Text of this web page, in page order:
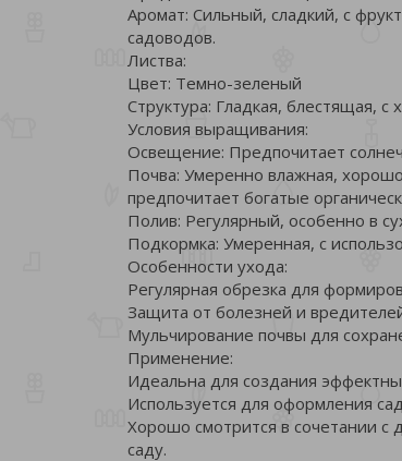
Аромат: Сильный, сладкий, с
садоводов.
Листва:
Цвет: Темно-зеленый
Структура: Гладкая, блестящая, с
Условия выращивания:
Освещение: Предпочитает
Почва: Умеренно влажная, хорошо
предпочитает богатые
Полив: Регулярный, особенно в
Подкормка: Умеренная, с
Особенности ухода:
Регулярная обрезка для
Защита от болезней и
Мульчирование почвы для
Применение:
Идеальна для создания
Используется для оформления
Хорошо смотрится в сочетании с
саду.